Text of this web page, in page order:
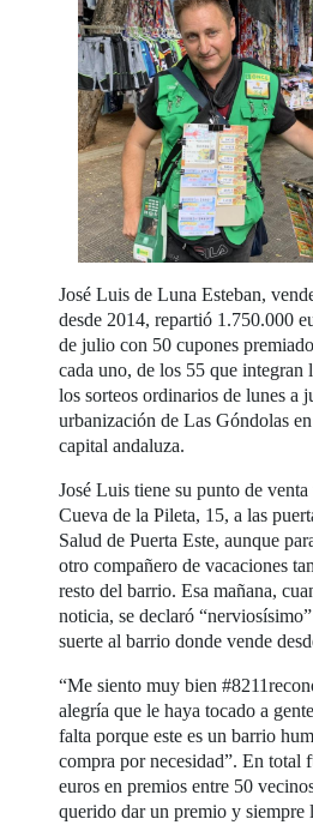
José Luis de Luna Esteban,
desde 2014, repartió 1.750.000
de julio con 50 cupones
cada uno, de los 55 que integran
los sorteos ordinarios de lunes a
urbanización de Las Góndolas
capital andaluza.
José Luis tiene su punto de
Cueva de la Pileta, 15, a las
Salud de Puerta Este, aunque
otro compañero de vacaciones
resto del barrio. Esa mañana,
noticia, se declaró
suerte al barrio donde vende
“Me siento muy bien
alegría que le haya tocado a
falta porque este es un barrio
compra por necesidad”. En total
euros en premios entre 50
querido dar un premio y siempre